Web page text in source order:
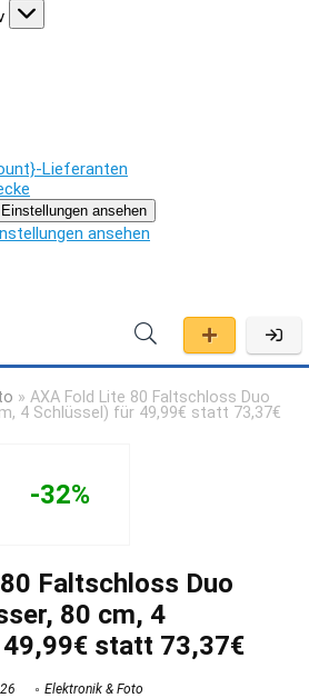
Lieferanten
Einstellungen ansehen
ansehen
» AXA Fold Lite 80 Faltschloss Duo
4 Schlüssel) für 49,99€ statt 73,37€
-32%
Faltschloss Duo
80 cm, 4
statt 73,37€
Elektronik & Foto